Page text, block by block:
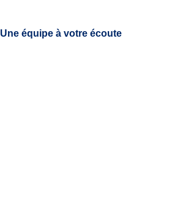
Une équipe à votre écoute